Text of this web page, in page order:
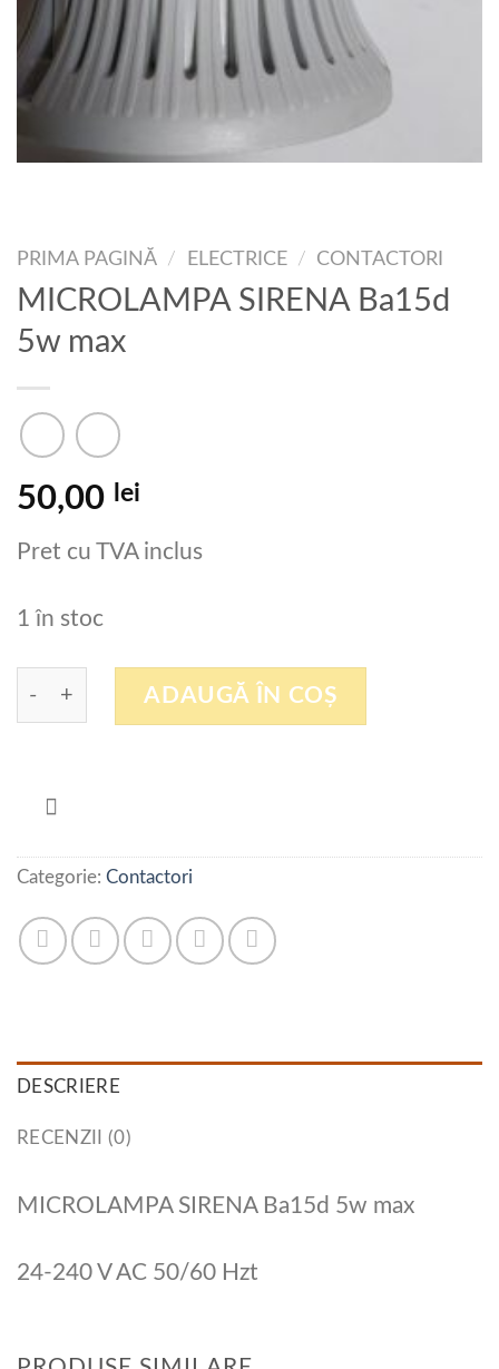
PRIMA PAGINĂ / ELECTRICE / CONTACTORI
MICROLAMPA SIRENA Ba15d
5w max
50,00 lei
Pret cu TVA inclus
1 în stoc
Cantitate MICROLAMPA SIRENA Ba15d 5w max
ADAUGĂ ÎN COȘ
Categorie: Contactori
DESCRIERE
RECENZII (0)
MICROLAMPA SIRENA Ba15d 5w max
24-240 V AC 50/60 Hzt